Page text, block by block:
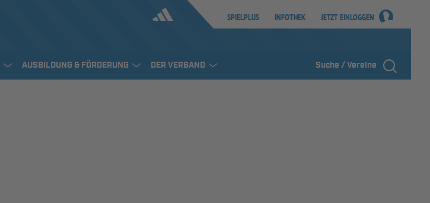
SPIELPLUS INFOTHEK JETZT EINLOGGEN
AUSBILDUNG & FÖRDERUNG DER VERBAND Suche / Vereine